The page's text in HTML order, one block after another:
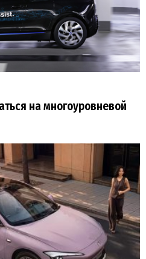
на многоуровневой